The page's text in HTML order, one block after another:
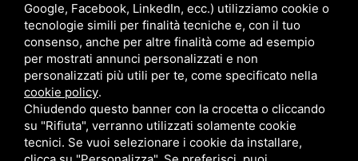
Google, Facebook, LinkedIn, ecc.) utilizziamo cookie o
tecnologie simili per finalità tecniche e, con il tuo
consenso, anche per altre finalità come ad esempio
per mostrati annunci personalizzati e non
personalizzati più utili per te, come specificato nella
cookie policy.
Chiudendo questo banner con la crocetta o cliccando
su "Rifiuta", verranno utilizzati solamente cookie
tecnici. Se vuoi selezionare i cookie da installare,